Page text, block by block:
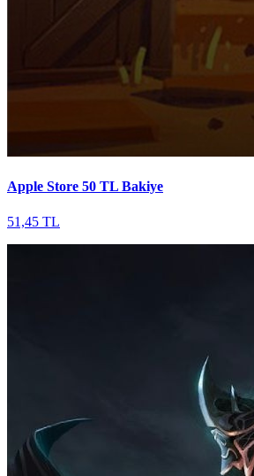
Apple Store 50 TL Bakiye
51,45 TL